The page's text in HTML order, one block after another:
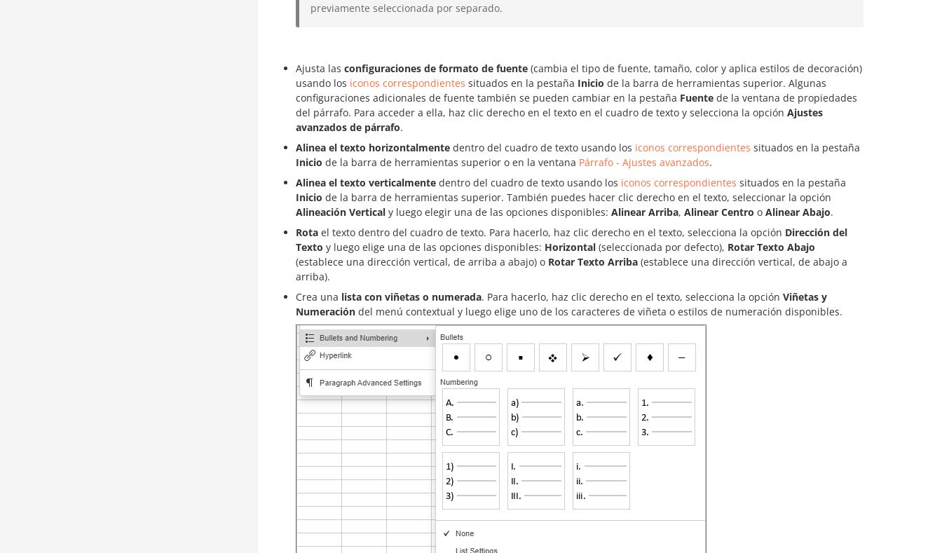
previamente seleccionada por separado.
Ajusta las configuraciones de formato de fuente (cambia el tipo de fuente, tamaño, color y aplica estilos de decoración)
usando los iconos correspondientes situados en la pestaña Inicio de la barra de herramientas superior. Algunas
configuraciones adicionales de fuente también se pueden cambiar en la pestaña Fuente de la ventana de propiedades
del párrafo. Para acceder a ella, haz clic derecho en el texto en el cuadro de texto y selecciona la opción Ajustes
avanzados de párrafo.
Alinea el texto horizontalmente dentro del cuadro de texto usando los iconos correspondientes situados en la pestaña
Inicio de la barra de herramientas superior o en la ventana Párrafo - Ajustes avanzados.
Alinea el texto verticalmente dentro del cuadro de texto usando los iconos correspondientes situados en la pestaña
Inicio de la barra de herramientas superior. También puedes hacer clic derecho en el texto, seleccionar la opción
Alineación Vertical y luego elegir una de las opciones disponibles: Alinear Arriba, Alinear Centro o Alinear Abajo.
Rota el texto dentro del cuadro de texto. Para hacerlo, haz clic derecho en el texto, selecciona la opción Dirección del
Texto y luego elige una de las opciones disponibles: Horizontal (seleccionada por defecto), Rotar Texto Abajo
(establece una dirección vertical, de arriba a abajo) o Rotar Texto Arriba (establece una dirección vertical, de abajo a
arriba).
Crea una lista con viñetas o numerada. Para hacerlo, haz clic derecho en el texto, selecciona la opción Viñetas y
Numeración del menú contextual y luego elige uno de los caracteres de viñeta o estilos de numeración disponibles.